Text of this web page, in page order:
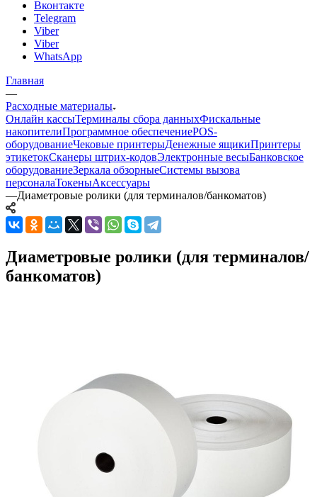
Вконтакте
Telegram
Viber
Viber
WhatsApp
Главная
—
Расходные материалы
Онлайн кассыТерминалы сбора данныхФискальные
накопителиПрограммное обеспечениеPOS-
оборудованиеЧековые принтерыДенежные ящикиПринтеры
этикетокСканеры штрих-кодовЭлектронные весыБанковское
оборудованиеЗеркала обзорныеСистемы вызова
персоналаТокеныАксессуары
—Диаметровые ролики (для терминалов/банкоматов)
Диаметровые ролики (для терминалов/
банкоматов)